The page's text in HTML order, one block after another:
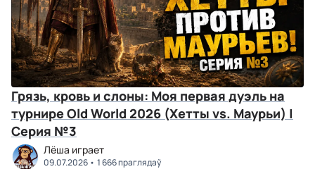
Грязь, кровь и слоны: Моя первая дуэль на
турнире Old World 2026 (Хетты vs. Маурьи) |
Серия №3
Лёша играет
09.07.2026 1 666 праглядаў